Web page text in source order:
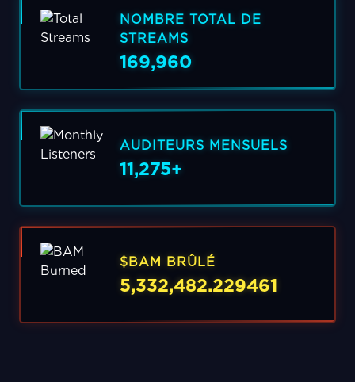
NOMBRE TOTAL DE
STREAMS
169,960
AUDITEURS MENSUELS
11,275+
$BAM BRÛLÉ
5,332,482.229461